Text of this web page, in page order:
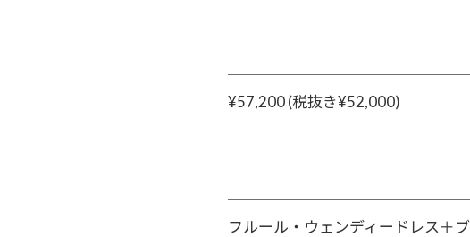
¥57,200 (税抜き¥52,000)
フルール・ウェンディードレス＋